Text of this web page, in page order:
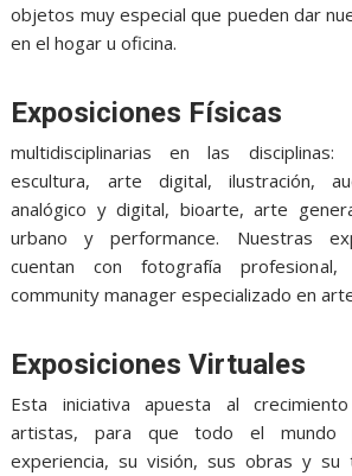
objetos muy especial que pueden dar
en el hogar u oficina.
Exposiciones Físicas
multidisciplinarias en las disciplinas:
escultura, arte digital, ilustración,
analógico y digital, bioarte, arte
urbano y performance. Nuestras
cuentan con fotografía
community manager especializado en
Exposiciones Virtuales
Esta iniciativa apuesta al
artistas, para que todo el mundo
experiencia, su visión, sus obras y su